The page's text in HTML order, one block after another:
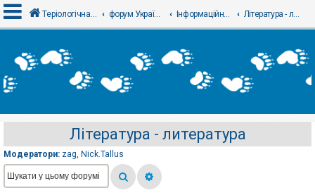
х
і
е
є
с
т
р
Теріологічна школа форум Українського теріологічного товариства Інформаційний відділ Література - литература
Література - литература
Модератори: zag, Nick.Tallus